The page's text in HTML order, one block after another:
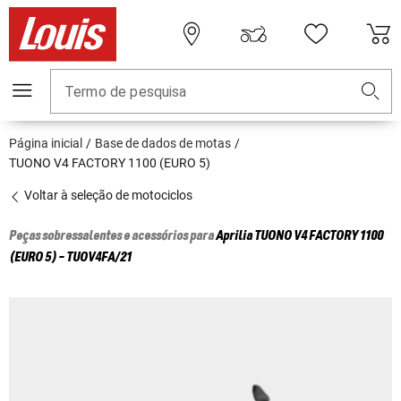
Termo de pesquisa
Página inicial
Base de dados de motas
TUONO V4 FACTORY 1100 (EURO 5)
Voltar à seleção de motociclos
Peças sobressalentes e acessórios paraApriliaTUONO V4 FACTORY 1100
(EURO 5) - TUOV4FA/21